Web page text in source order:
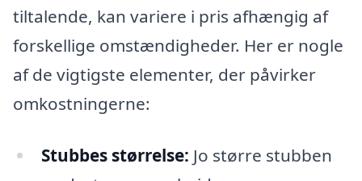
tiltalende, kan variere i pris afhængig af
forskellige omstændigheder. Her er nogle
af de vigtigste elementer, der påvirker
omkostningerne:
Stubbes størrelse: Jo større stubben